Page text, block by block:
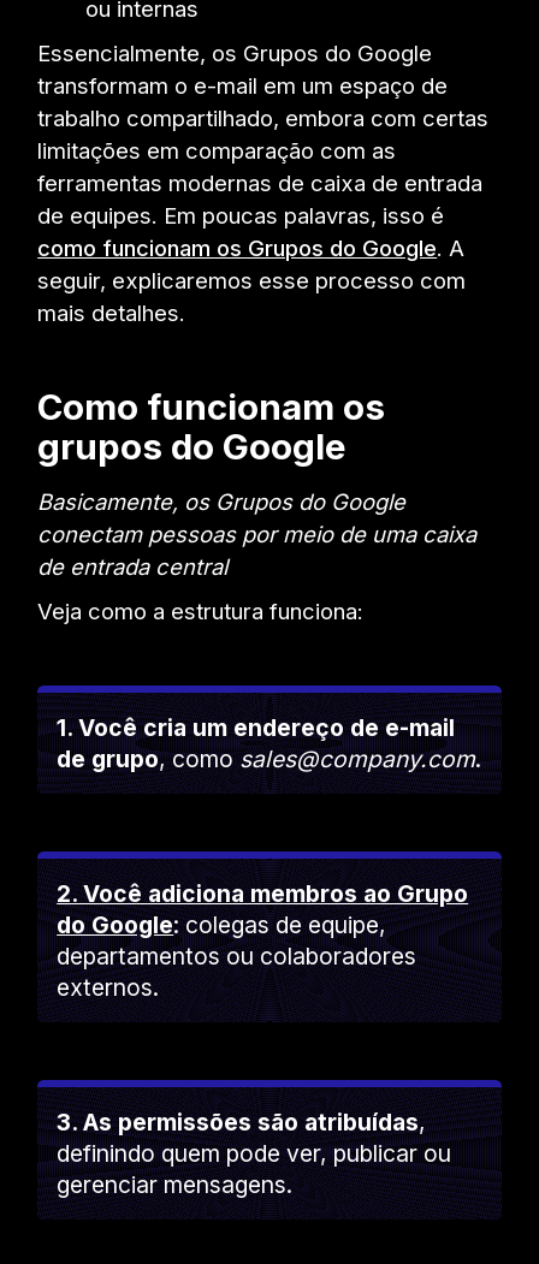
ou internas
Essencialmente, os Grupos do Google
transformam o e-mail em um espaço de
trabalho compartilhado, embora com certas
limitações em comparação com as
ferramentas modernas de caixa de entrada
de equipes. Em poucas palavras, isso é
como funcionam os Grupos do Google. A
seguir, explicaremos esse processo com
mais detalhes.
Como funcionam os
grupos do Google
Basicamente, os Grupos do Google
conectam pessoas por meio de uma caixa
de entrada central
Veja como a estrutura funciona:
1. Você cria um endereço de e-mail
de grupo, comosales@company.com.
2. Você adiciona membros ao Grupo
do Google: colegas de equipe,
departamentos ou colaboradores
externos.
3. As permissões são atribuídas,
definindo quem pode ver, publicar ou
gerenciar mensagens.